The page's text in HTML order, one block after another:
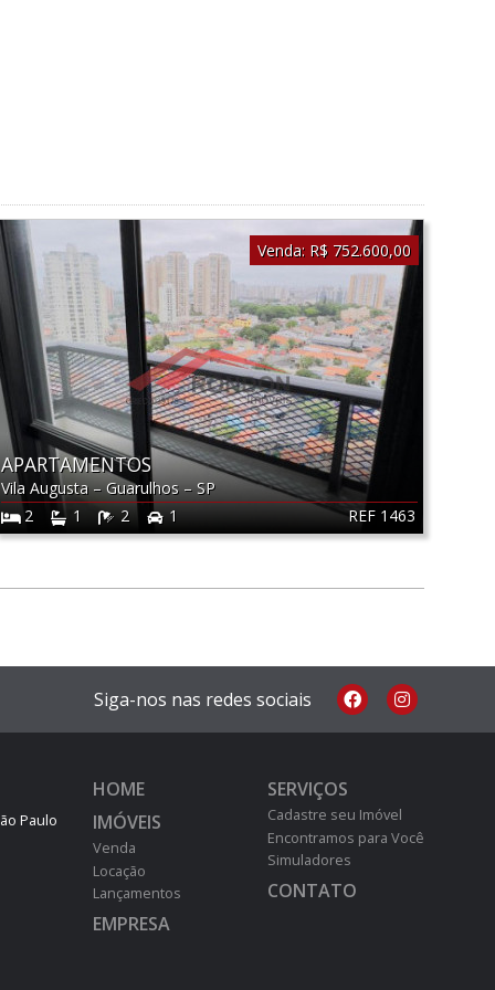
REF 1463
APARTAMENTOS
Vila Augusta–Guarulhos–SP
2
1 2 1
Venda: R$ 752.600,00
Siga-nos nas redes sociais
Paulo
HOME
IMÓVEIS
Venda
Locação
Lançamentos
EMPRESA
SERVIÇOS
Cadastre seu Imóvel
Encontramos para Você
Simuladores
CONTATO